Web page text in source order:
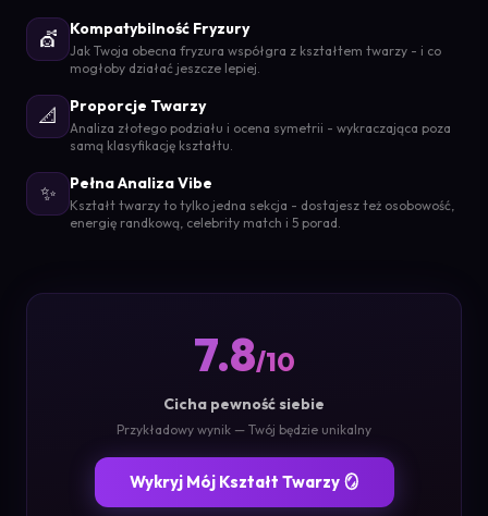
💇 Kompatybilność Fryzury
Jak Twoja obecna fryzura współgra z kształtem twarzy - i co
mogłoby działać jeszcze lepiej.
📐 Proporcje Twarzy
Analiza złotego podziału i ocena symetrii - wykraczająca poza
samą klasyfikację kształtu.
✨ Pełna Analiza Vibe
Kształt twarzy to tylko jedna sekcja - dostajesz też osobowość,
energię randkową, celebrity match i 5 porad.
7.8/10
Cicha pewność siebie
Przykładowy wynik — Twój będzie unikalny
Wykryj Mój Kształt Twarzy 🪞